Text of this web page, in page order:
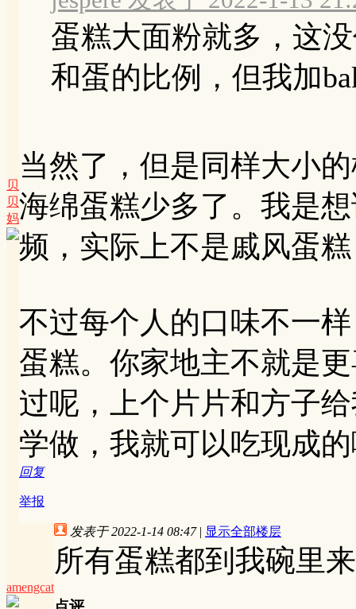
贝
贝
妈
蛋糕大面粉就多，这
和蛋的比例，但我加
当然了，但是同样大小
海绵蛋糕少多了。我是
频，实际上不是戚风蛋
不过每个人的口味不一
蛋糕。你家地主不就是
过呢，上个片片和方子
学做，我就可以吃现成
回复
举报
amengcat
发表于 2022-1-14 08:47 | 显示全部楼层
所有蛋糕都到我碗里